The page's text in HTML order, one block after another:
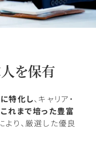
を保有
特化し、キャリア・
これまで培った豊富
より、厳選した優良